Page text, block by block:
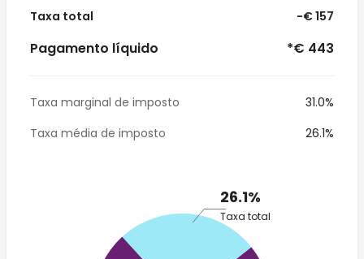
Taxa total -€ 157
Pagamento líquido *€ 443
Taxa marginal de imposto
31.0%
Taxa média de imposto
26.1%
26.1%
Taxa total